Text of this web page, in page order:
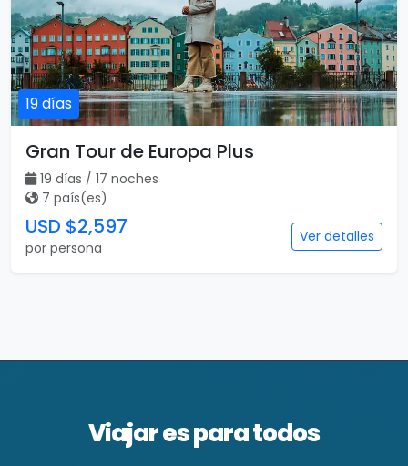
19 días
Gran Tour de Europa Plus
19 días / 17 noches
7 país(es)
USD $2,597
por persona
Ver detalles
Viajar es para todos